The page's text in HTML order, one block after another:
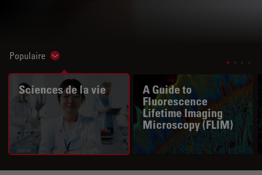
Populaire Show subnavigation
Sciences de la vie
A Guide to
Fluorescence
Lifetime Imaging
Microscopy (FLIM)